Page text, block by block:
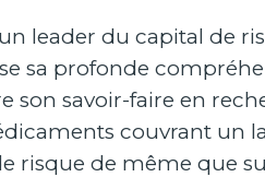
leader du capital de
sa profonde
savoir-faire en
couvrant un
risque de même que